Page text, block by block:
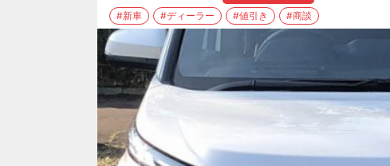
#新車
#ディーラー #値引き #商談